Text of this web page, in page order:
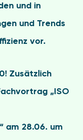
und in
und Trends
vor.
Zusätzlich
„ISO
am 28.06. um